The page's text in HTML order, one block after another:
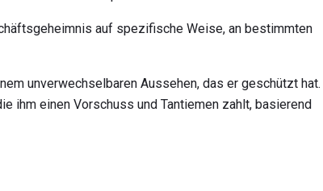
auf spezifische Weise, an bestimmten
unverwechselbaren Aussehen, das er geschützt hat.
ihm einen Vorschuss und Tantiemen zahlt, basierend